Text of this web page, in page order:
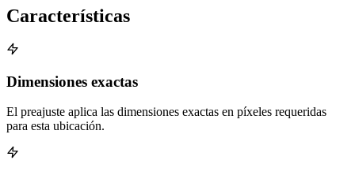
Características
Dimensiones exactas
El preajuste aplica las dimensiones exactas en píxeles requeridas
para esta ubicación.